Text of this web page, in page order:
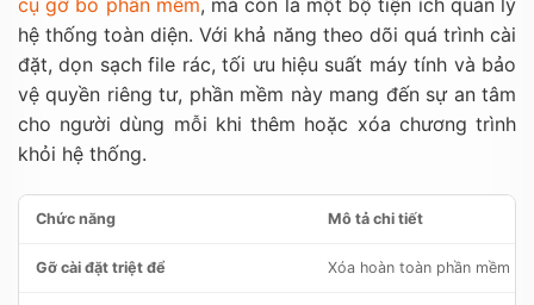
hệ thống toàn diện. Với khả năng theo dõi quá trình cài
đặt, dọn sạch file rác, tối ưu hiệu suất máy tính và bảo
vệ quyền riêng tư, phần mềm này mang đến sự an tâm
cho người dùng mỗi khi thêm hoặc xóa chương trình
khỏi hệ thống.
Chức năng Mô tả chi tiết
Gỡ cài đặt triệt để Xóa hoàn toàn phần mềm